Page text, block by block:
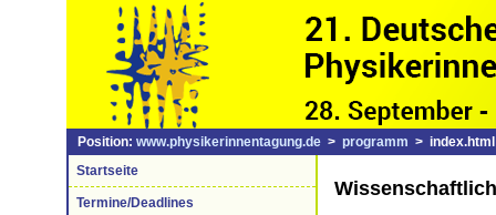
Position: www.physikerinnentagung.de > programm > index.html
Startseite
Termine/Deadlines